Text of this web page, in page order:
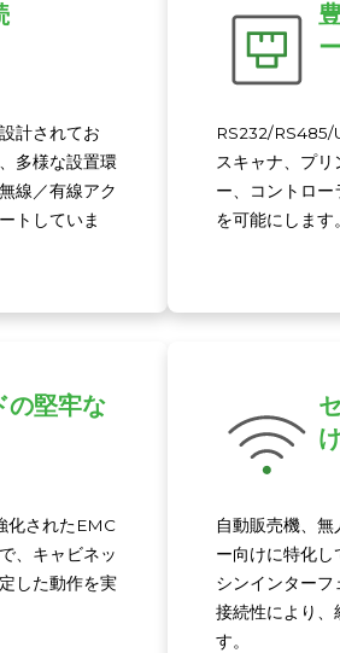
計されてお
多様な設置環
線／有線アク
トしていま
RS232/RS485/
スキャナ、プ
ー、コントロ
を可能にします
の堅牢な
化されたEMC
、キャビネッ
した動作を実
自動販売機、
ー向けに特化
シンインターフ
接続性により、
す。